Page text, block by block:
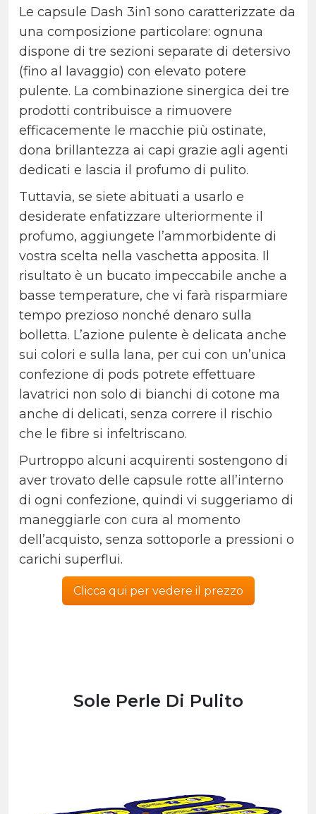
Le capsule Dash 3in1 sono caratterizzate da
una composizione particolare: ognuna
dispone di tre sezioni separate di detersivo
(fino al lavaggio) con elevato potere
pulente. La combinazione sinergica dei tre
prodotti contribuisce a rimuovere
efficacemente le macchie più ostinate,
dona brillantezza ai capi grazie agli agenti
dedicati e lascia il profumo di pulito.
Tuttavia, se siete abituati a usarlo e
desiderate enfatizzare ulteriormente il
profumo, aggiungete l’ammorbidente di
vostra scelta nella vaschetta apposita. Il
risultato è un bucato impeccabile anche a
basse temperature, che vi farà risparmiare
tempo prezioso nonché denaro sulla
bolletta. L’azione pulente è delicata anche
sui colori e sulla lana, per cui con un’unica
confezione di pods potrete effettuare
lavatrici non solo di bianchi di cotone ma
anche di delicati, senza correre il rischio
che le fibre si infeltriscano.
Purtroppo alcuni acquirenti sostengono di
aver trovato delle capsule rotte all’interno
di ogni confezione, quindi vi suggeriamo di
maneggiarle con cura al momento
dell’acquisto, senza sottoporle a pressioni o
carichi superflui.
Clicca qui per vedere il prezzo
Sole Perle Di Pulito